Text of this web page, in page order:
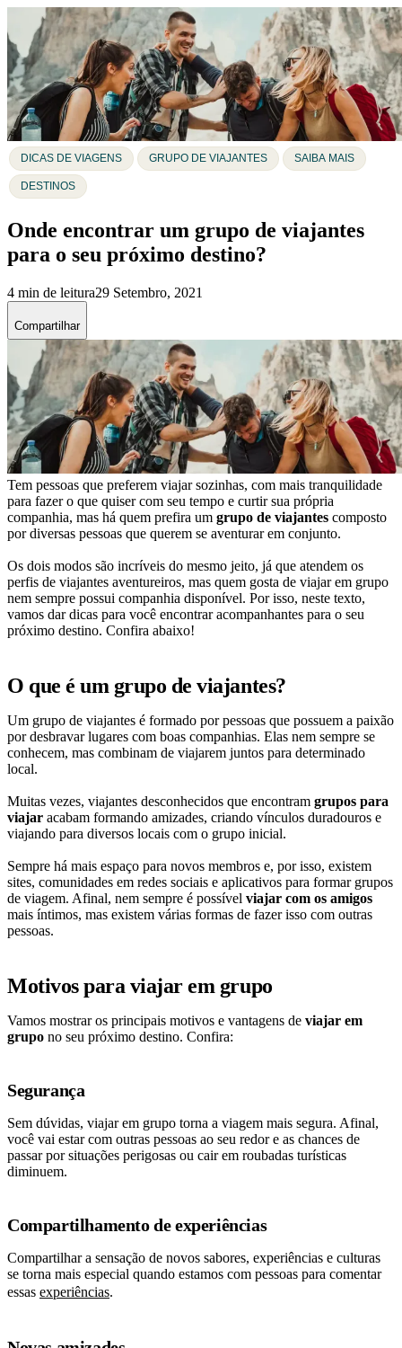
DICAS DE VIAGENS GRUPO DE VIAJANTES SAIBA MAIS
DESTINOS
Onde encontrar um grupo de viajantes
para o seu próximo destino?
4 min de leitura29 Setembro, 2021
Compartilhar
Tem pessoas que preferem viajar sozinhas, com mais tranquilidade
para fazer o que quiser com seu tempo e curtir sua própria
companhia, mas há quem prefira um grupo de viajantes composto
por diversas pessoas que querem se aventurar em conjunto.
Os dois modos são incríveis do mesmo jeito, já que atendem os
perfis de viajantes aventureiros, mas quem gosta de viajar em grupo
nem sempre possui companhia disponível. Por isso, neste texto,
vamos dar dicas para você encontrar acompanhantes para o seu
próximo destino. Confira abaixo!
O que é um grupo de viajantes?
Um grupo de viajantes é formado por pessoas que possuem a paixão
por desbravar lugares com boas companhias. Elas nem sempre se
conhecem, mas combinam de viajarem juntos para determinado
local.
Muitas vezes, viajantes desconhecidos que encontram grupos para
viajar acabam formando amizades, criando vínculos duradouros e
viajando para diversos locais com o grupo inicial.
Sempre há mais espaço para novos membros e, por isso, existem
sites, comunidades em redes sociais e aplicativos para formar grupos
de viagem. Afinal, nem sempre é possível viajar com os amigos
mais íntimos, mas existem várias formas de fazer isso com outras
pessoas.
Motivos para viajar em grupo
Vamos mostrar os principais motivos e vantagens de viajar em
grupo no seu próximo destino. Confira:
Segurança
Sem dúvidas, viajar em grupo torna a viagem mais segura. Afinal,
você vai estar com outras pessoas ao seu redor e as chances de
passar por situações perigosas ou cair em roubadas turísticas
diminuem.
Compartilhamento de experiências
Compartilhar a sensação de novos sabores, experiências e culturas
se torna mais especial quando estamos com pessoas para comentar
essas experiências.